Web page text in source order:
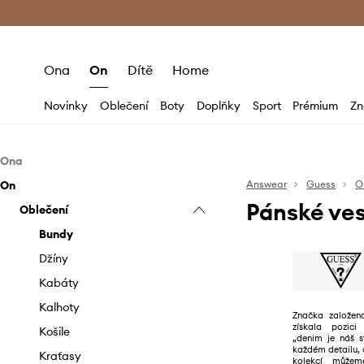
Doručení a
Ona On Dítě Home
Novinky Oblečení Boty Doplňky Sport Prémium
Ona
Bundy
Džíny
Halenky a košile
Kabáty
Kalhoty a legíny
Mikiny
Overaly
Boty
Baleríny
Espadrilky
Kotníkové boty
Kozačky
Lodičky
Mokasíny a polobotky
Doplňky
Batohy
Bižuterie
Brýle
Čepice a klobouky
Deštníky
On
Oblečení
Bundy
Džíny
Kabáty
Kalhoty
Košile
Kraťasy
Answear Guess
Pánské
Značka
získala pozici
„denim je náš
každém detailu,
kolekcí